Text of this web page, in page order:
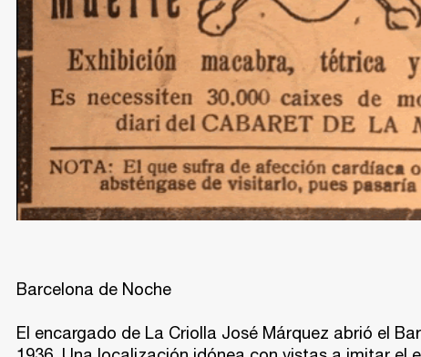
Barcelona de Noche
El encargado de La Criolla José Márquez abrió el